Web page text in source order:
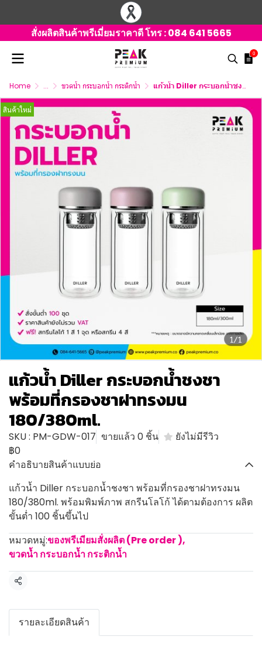
สั่งผลิตสินค้าพรีเมี่ยมราคาดี โทร :084 641 5665
0
Home ... ขวดน้ำ กระบอกน้ำ กระติกน้ำ แก้วน้ำ Diller กระบอกน้ำชงชา พร้อมที่กรองชาฝาทรงมน 180/380ml.
1/1
สินค้าใหม่
แก้วน้ำ Diller กระบอกน้ำชงชา
พร้อมที่กรองชาฝาทรงมน
180/380ml.
SKU : PM-GDW-017 ขายแล้ว 0 ชิ้น
ยังไม่มีรีวิว
฿0
คำอธิบายสินค้าแบบย่อ
แก้วน้ำ Diller กระบอกน้ำชงชา พร้อมที่กรองชาฝาทรงมน
180/380ml. พร้อมพิมพ์ภาพ สกรีนโลโก้ ได้ตามต้องการ ผลิต
ขั้นต่ำ 100 ชิ้นขึ้นไป
หมวดหมู่:ของพรีเมียมสั่งผลิต (Pre order ),
ขวดน้ำ กระบอกน้ำ กระติกน้ำ
แชร์
รายละเอียดสินค้า